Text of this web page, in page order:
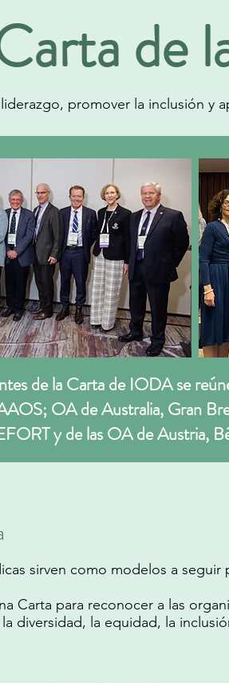
de
promover la inclusión y
de la Carta de IODA se
OA de Australia, Gran
y de las OA de Austria,
sirven como modelos a
Carta para reconocer a las
diversidad, la equidad, la